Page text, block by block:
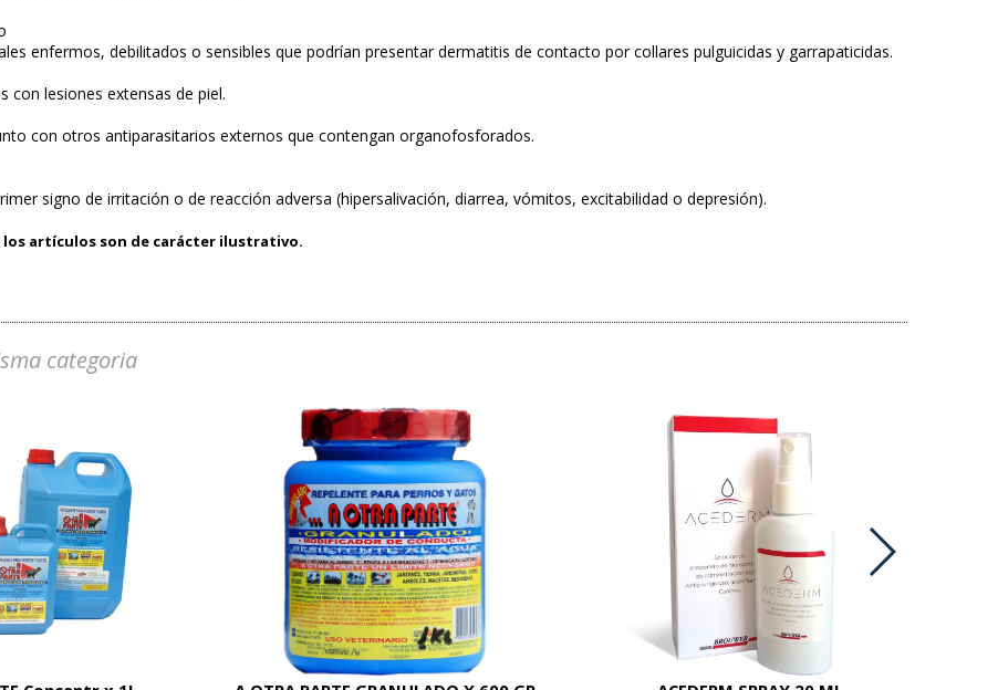
enfermos, debilitados o sensibles que podrían presentar dermatitis de contacto por collares pulguicidas y garrapaticidas.
con lesiones extensas de piel.
con otros antiparasitarios externos que contengan organofosforados.
signo de irritación o de reacción adversa (hipersalivación, diarrea, vómitos, excitabilidad o depresión).
los artículos son de carácter ilustrativo.
categoria